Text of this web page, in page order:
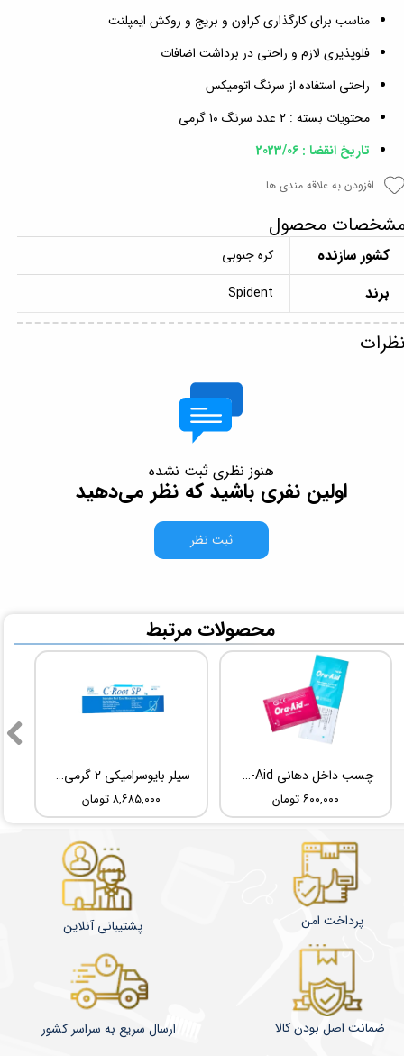
مناسب برای کارگذاری کراون و بریج و روکش ایمپلنت
فلوپذیری لازم و راحتی در برداشت اضافات
راحتی استفاده از سرنگ اتومیکس
محتویات بسته : 2 عدد سرنگ 10 گرمی
تاریخ انقضا : 2023/06
افزودن به علاقه مندی ها
محصول
کشور سازنده کره جنوبی
برند Spident
هنوز نظری ثبت نشده
اولین نفری باشید که نظر می‌دهید
ثبت نظر
سیلر بایوسرامیکی 2 گرمی Root Dental Medical C-Root SP
۸,۶۸۵,۰۰۰ تومان
چسب داخل دهانی TBM Ora-Aid
۶۰۰,۰۰۰ تومان
​محصولات مرتبط
​​​​ارسال سریع به سراسر کشور ضمانت اصل بودن کالا
پشتیبانی آنلاین پرداخت امن